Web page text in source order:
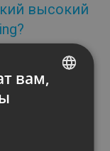
тарифный план
высокий
вам,